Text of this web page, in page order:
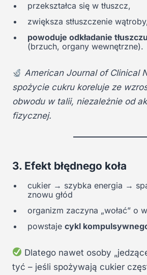
przekształca się w tłuszcz,
zwiększa stłuszczenie
powoduje odkładanie
(brzuch, organy wewnętrzne).
American Journal of Clinical
spożycie cukru koreluje ze
obwodu w talii, niezależnie od
fizycznej.
3. Efekt błędnego koła
cukier → szybka energia →
znowu głód
organizm zaczyna „wołać” o
powstaje cykl
Dlatego nawet osoby
tyć – jeśli spożywają cukier